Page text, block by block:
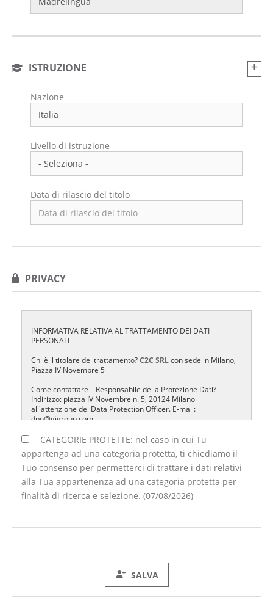
ISTRUZIONE
Nazione
Livello di istruzione
Data di rilascio del titolo
PRIVACY
INFORMATIVA RELATIVA AL TRATTAMENTO DEI DATI
PERSONALI
Chi è il titolare del trattamento?C2C SRLcon sede in Milano,
Piazza IV Novembre 5
Come contattare il Responsabile della Protezione Dati?
Indirizzo: piazza IV Novembre n. 5, 20124 Milano
all'attenzione del Data Protection Officer. E-mail:
dpo@gigroup.com
Perché vengono trattati i tuoi dati?
- Registrazione all'Area Riservata C2C
- Ricerca e Selezione di candidati per l'inserimento lavorativo
- Appartenenza ad una categoria protetta
Cosa legittima il trattamento?
-Registrazione all'Area Riservata C2C: Esecuzione di un
Esecuzione di misure precontrattuali
Cosa succede se non fornisci i dati o non presti il consenso?
- Registrazione all'Area Riservata C2C e Ricerca e Selezione di
candidati per l'inserimento lavorativo: Se rifiuti di fornire i dati
evidenziati con l'asterisco non puoi registrarti all'Area
CATEGORIE PROTETTE: nel caso in cui Tu
appartenga ad una categoria protetta, ti chiediamo il
Tuo consenso per permetterci di trattare i dati relativi
alla Tua appartenenza ad una categoria protetta per
finalità di ricerca e selezione. (07/08/2026)
SALVA